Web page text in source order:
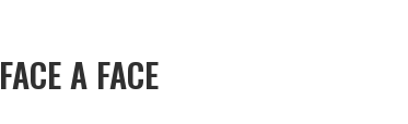
FACE A FACE